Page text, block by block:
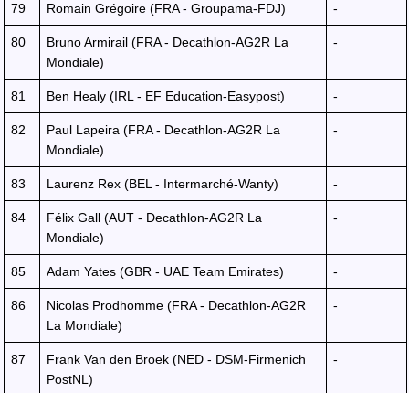
79 Romain Grégoire (FRA - Groupama-FDJ) -
80
Bruno Armirail (FRA - Decathlon-AG2R La
Mondiale)
-
81 Ben Healy (IRL - EF Education-Easypost) -
82
Paul Lapeira (FRA - Decathlon-AG2R La
Mondiale)
-
83 Laurenz Rex (BEL - Intermarché-Wanty) -
84
Félix Gall (AUT - Decathlon-AG2R La
Mondiale)
-
85 Adam Yates (GBR - UAE Team Emirates) -
86
Nicolas Prodhomme (FRA - Decathlon-AG2R
La Mondiale)
-
87
Frank Van den Broek (NED - DSM-Firmenich
PostNL)
-